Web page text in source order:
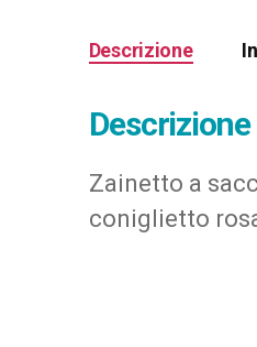
Descrizione
Descrizione
Zainetto a
coniglietto